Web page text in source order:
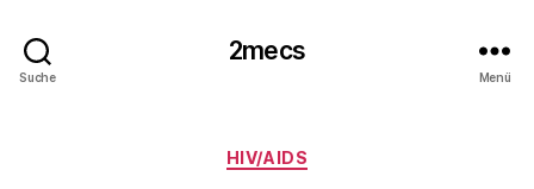
Suche
2mecs
Menü
Kategorien
HIV/AIDS